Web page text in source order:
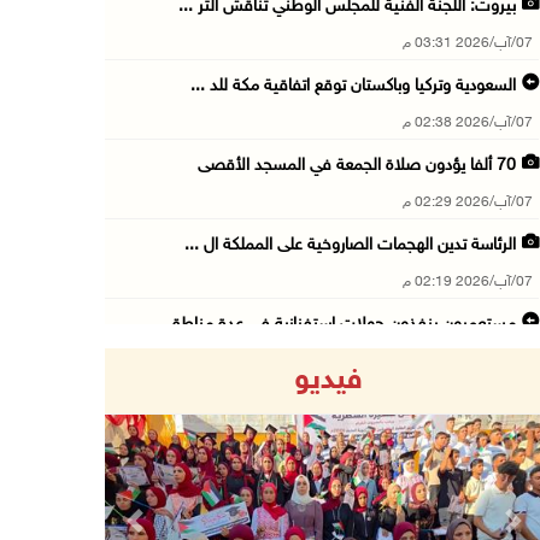
بيروت: اللجنة الفنية للمجلس الوطني تناقش التر ...
07/آب/2026 03:31 م
السعودية وتركيا وباكستان توقع اتفاقية مكة للد ...
07/آب/2026 02:38 م
70 ألفا يؤدون صلاة الجمعة في المسجد الأقصى
07/آب/2026 02:29 م
الرئاسة تدين الهجمات الصاروخية على المملكة ال ...
07/آب/2026 02:19 م
مستعمرون ينفذون جولات استفزازية في عدة مناطق ...
07/آب/2026 01:41 م
مستعمرون يهاجمون صهريجا للمياه في خلايل اللوز ...
07/آب/2026 01:38 م
فيديو
Previous Next